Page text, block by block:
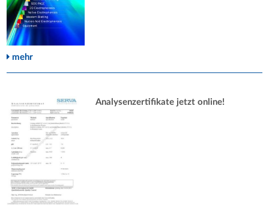
mehr
Analysenzertifikate jetzt online!